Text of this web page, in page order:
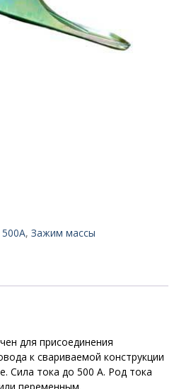
500А, Зажим массы
для присоединения
к свариваемой конструкции
Сила тока до 500 А. Род тока
переменным.